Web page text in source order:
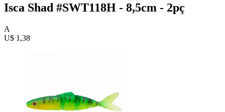
Isca Shad #SWT118H - 8,5cm - 2pç
A
U$ 1,38